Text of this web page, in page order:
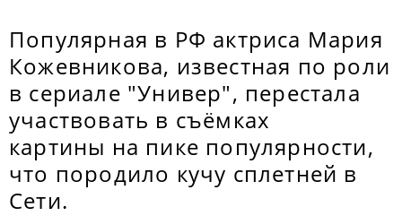
Популярная в РФ актриса Мария
Кожевникова, известная по роли
в сериале "Универ", перестала
участвовать в съёмках
картины на пике популярности,
что породило кучу сплетней в
Сети.